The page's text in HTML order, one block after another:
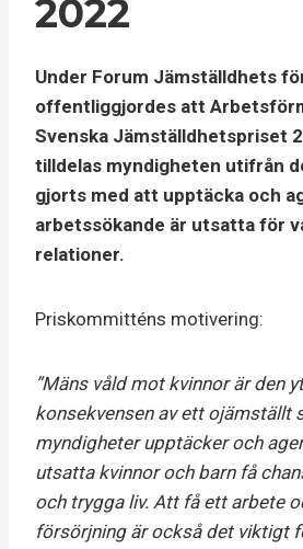
2022
Under Forum Jämställdhets
offentliggjordes att
Svenska Jämställdhetspriset
tilldelas myndigheten utifrån
gjorts med att upptäcka och
arbetssökande är utsatta för
relationer.
Priskommitténs motivering:
”Mäns våld mot kvinnor är den
konsekvensen av ett ojämställt
myndigheter upptäcker och
utsatta kvinnor och barn få
och trygga liv. Att få ett arbete
försörjning är också det viktigt